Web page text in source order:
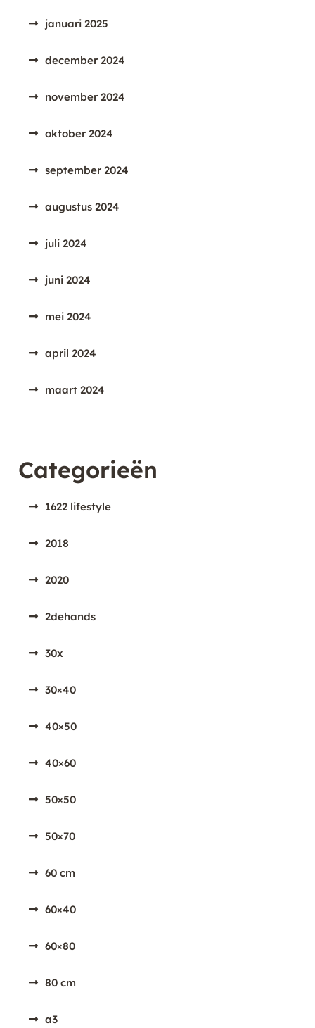
januari 2025
december 2024
november 2024
oktober 2024
september 2024
augustus 2024
juli 2024
juni 2024
mei 2024
april 2024
maart 2024
Categorieën
1622 lifestyle
2018
2020
2dehands
30x
30×40
40×50
40×60
50×50
50×70
60 cm
60×40
60×80
80 cm
a3